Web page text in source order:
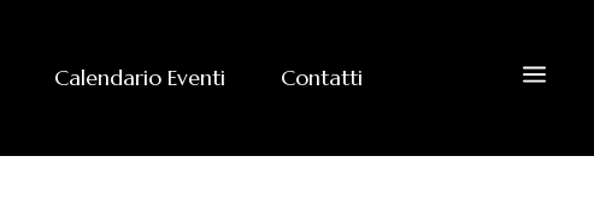
Calendario Eventi Contatti a